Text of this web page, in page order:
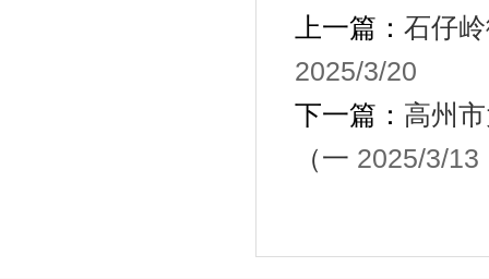
上一篇： 石仔
2025/3/20
下一篇： 高州
（一 2025/3/13